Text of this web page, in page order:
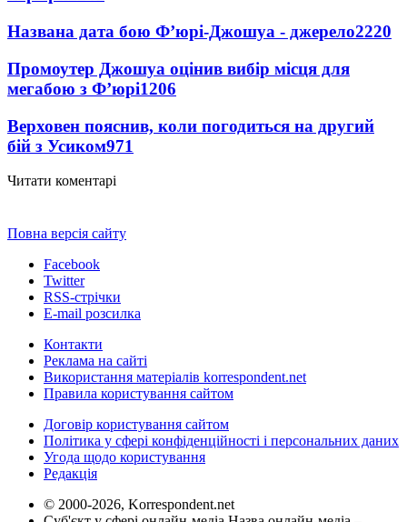
Названа дата бою Ф’юрі-Джошуа - джерело2220
Промоутер Джошуа оцінив вибір місця для
мегабою з Ф’юрі1206
Верховен пояснив, коли погодиться на другий
бій з Усиком971
Читати коментарі
Повна версія сайту
Facebook
Twitter
RSS-стрічки
E-mail розсилка
Контакти
Реклама на сайті
Використання матеріалів korrespondent.net
Правила користування сайтом
Договір користування сайтом
Політика у сфері конфіденційності і персональних даних
Угода щодо користування
Редакція
© 2000-2026, Korrespondent.net